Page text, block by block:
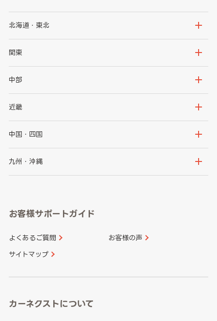
北海道・東北
北海道
岩手県
秋田県
関東
茨城県
群馬県
千葉県
中部
新潟県
石川県
山梨県
愛知県
近畿
大阪府
京都府
和歌山県
中国・四国
鳥取県
山口県
香川県 愛媛県
九州・沖縄
長崎県
大分県 宮崎県
お客様サポートガイド
よくあるご質問 お客様の声
サイトマップ
カーネクストについて